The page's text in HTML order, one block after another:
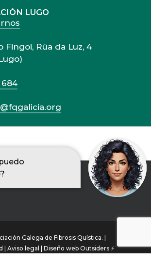
LUGO
Fingoi, Rúa da Luz, 4
Galega de Fibrosis Quística. |
| Aviso legal | Diseño web Outsiders ⚡